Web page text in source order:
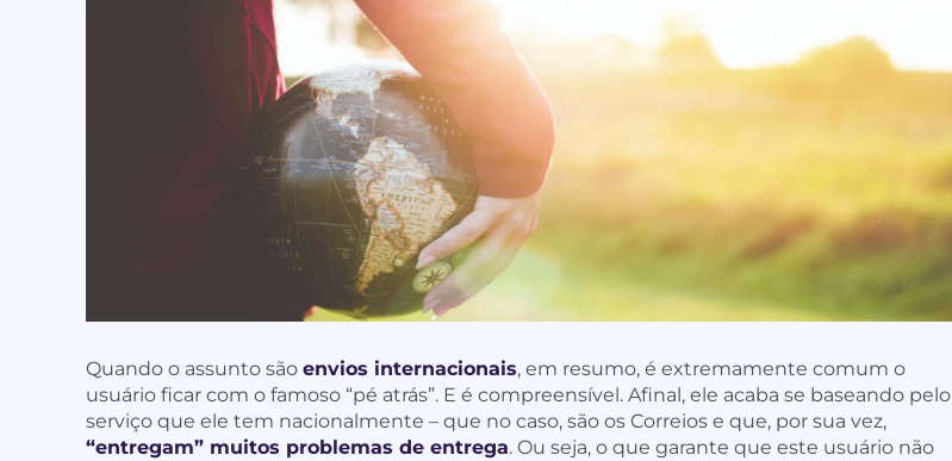
Quando o assunto são envios internacionais, em resumo, é extremamente comum o
usuário ficar com o famoso “pé atrás”. E é compreensível. Afinal, ele acaba se baseando pelo
serviço que ele tem nacionalmente – que no caso, são os Correios e que, por sua vez,
“entregam” muitos problemas de entrega. Ou seja, o que garante que este usuário não